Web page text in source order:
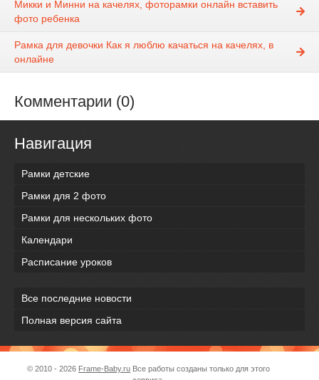
Микки и Минни на качелях, фоторамки онлайн вставить
фото ребенка
Рамка для девочки Как я люблю качаться на качелях, в
онлайне
Комментарии (0)
Навигация
Рамки детские
Рамки для 2 фото
Рамки для нескольких фото
Календари
Расписание уроков
Все последние новости
Полная версия сайта
© 2010 - 2026 Frame-Baby.ru Все работы созданы только для этого